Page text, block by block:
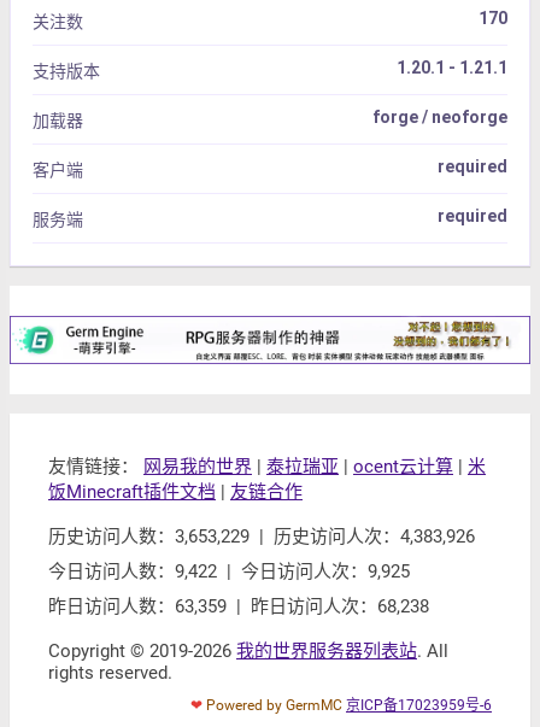
关注数 170
支持版本 1.20.1 - 1.21.1
加载器 forge / neoforge
客户端 required
服务端 required
友情链接： 网易我的世界 泰拉瑞亚 ocent云计算
米
饭Minecraft插件文档
友链合作
历史访问人数：3,653,229 | 历史访问人次：4,383,926
今日访问人数：9,422 | 今日访问人次：9,925
昨日访问人数：63,359 | 昨日访问人次：68,238
Copyright © 2019-2026 我的世界服务器列表站. All
rights reserved.
❤ Powered by GermMC 京ICP备17023959号-6